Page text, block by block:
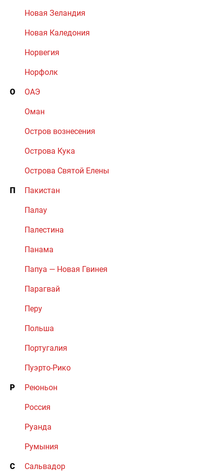
Новая Зеландия
Новая Каледония
Норвегия
Норфолк
О ОАЭ
Оман
Остров вознесения
Острова Кука
Острова Святой Елены
П Пакистан
Палау
Палестина
Панама
Папуа — Новая Гвинея
Парагвай
Перу
Польша
Португалия
Пуэрто-Рико
Р Реюньон
Россия
Руанда
Румыния
С Сальвадор